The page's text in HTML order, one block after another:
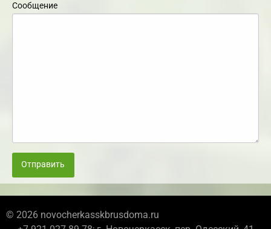
Сообщение
Отправить
© 2026 novocherkasskbrusdoma.ru